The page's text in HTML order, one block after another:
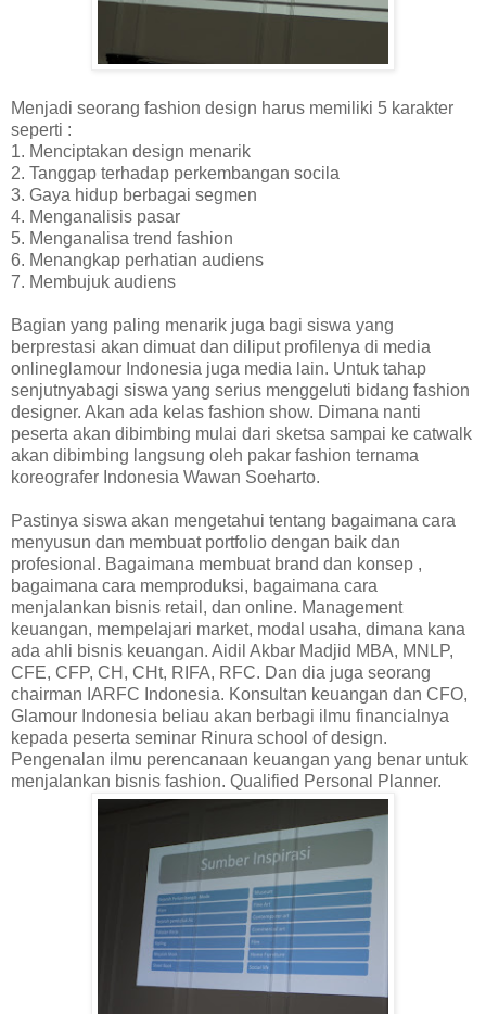
Menjadi seorang fashion design harus memiliki 5 karakter
seperti :
1. Menciptakan design menarik
2. Tanggap terhadap perkembangan socila
3. Gaya hidup berbagai segmen
4. Menganalisis pasar
5. Menganalisa trend fashion
6. Menangkap perhatian audiens
7. Membujuk audiens
Bagian yang paling menarik juga bagi siswa yang
berprestasi akan dimuat dan diliput profilenya di media
onlineglamour Indonesia juga media lain. Untuk tahap
senjutnyabagi siswa yang serius menggeluti bidang fashion
designer. Akan ada kelas fashion show. Dimana nanti
peserta akan dibimbing mulai dari sketsa sampai ke catwalk
akan dibimbing langsung oleh pakar fashion ternama
koreografer Indonesia Wawan Soeharto.
Pastinya siswa akan mengetahui tentang bagaimana cara
menyusun dan membuat portfolio dengan baik dan
profesional. Bagaimana membuat brand dan konsep ,
bagaimana cara memproduksi, bagaimana cara
menjalankan bisnis retail, dan online. Management
keuangan, mempelajari market, modal usaha, dimana kana
ada ahli bisnis keuangan. Aidil Akbar Madjid MBA, MNLP,
CFE, CFP, CH, CHt, RIFA, RFC. Dan dia juga seorang
chairman IARFC Indonesia. Konsultan keuangan dan CFO,
Glamour Indonesia beliau akan berbagi ilmu financialnya
kepada peserta seminar Rinura school of design.
Pengenalan ilmu perencanaan keuangan yang benar untuk
menjalankan bisnis fashion. Qualified Personal Planner.